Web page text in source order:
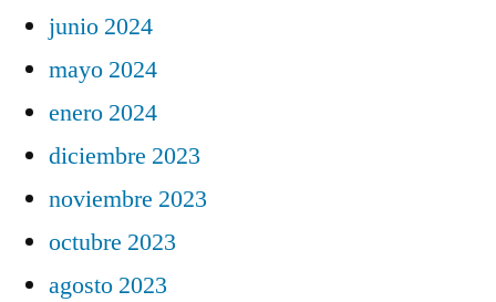
junio 2024
mayo 2024
enero 2024
diciembre 2023
noviembre 2023
octubre 2023
agosto 2023